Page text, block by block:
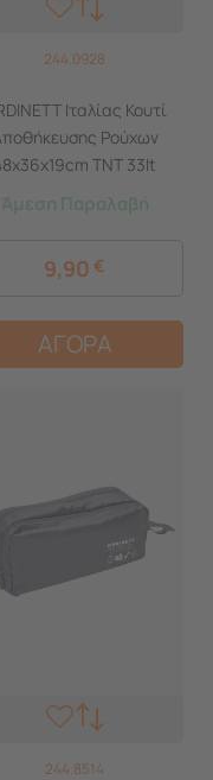
244.0928
Ιταλίας Κουτί
Ρούχων
TNT 33lt
BORDEAUX BOX
Άμεση Παραλαβή
9,90 €
ΑΓΟΡΑ
244.8514